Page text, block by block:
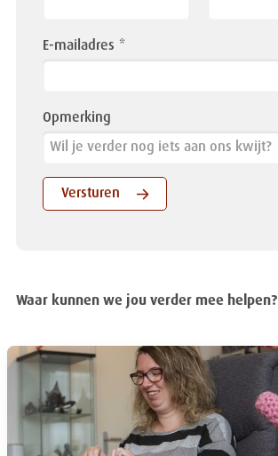
E-mailadres
Opmerking
Versturen
Waar kunnen we jou verder mee helpen?